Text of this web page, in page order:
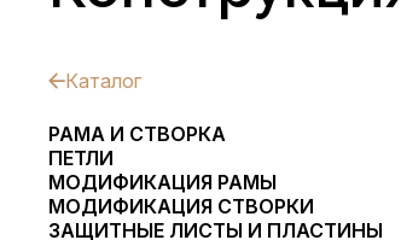
Каталог
РАМА И СТВОРКА
ПЕТЛИ
МОДИФИКАЦИЯ РАМЫ
МОДИФИКАЦИЯ СТВОРКИ
ЗАЩИТНЫЕ ЛИСТЫ И ПЛАСТИНЫ